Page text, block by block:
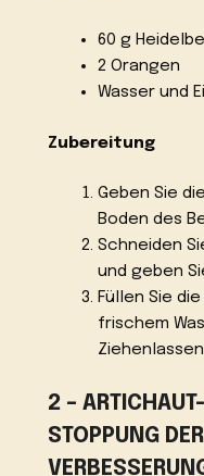
60 g
2 Orangen
Wasser und
Zubereitung
Geben Sie
Boden des
Schneiden
und geben
Füllen Sie
frischem
2 –
STOPPUNG